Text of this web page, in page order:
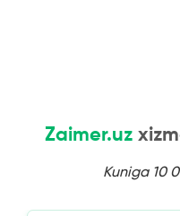
Zaimer.uz
Kuniga 10